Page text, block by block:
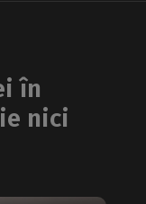
în
nici